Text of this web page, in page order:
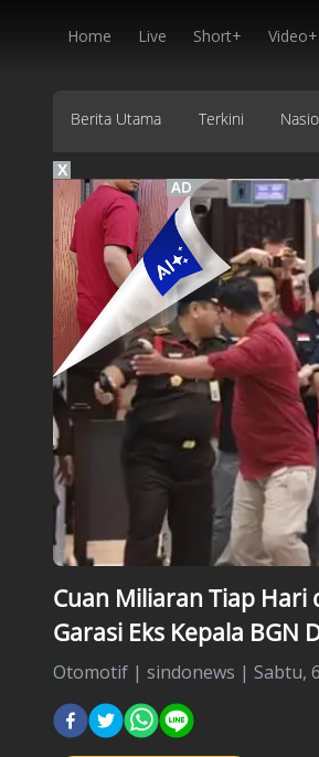
Home Live Short+ Video+
Berita Utama Terkini
Cuan Miliaran Tiap Hari
Garasi Eks Kepala BGN
Otomotif | sindonews | Sabtu,
X